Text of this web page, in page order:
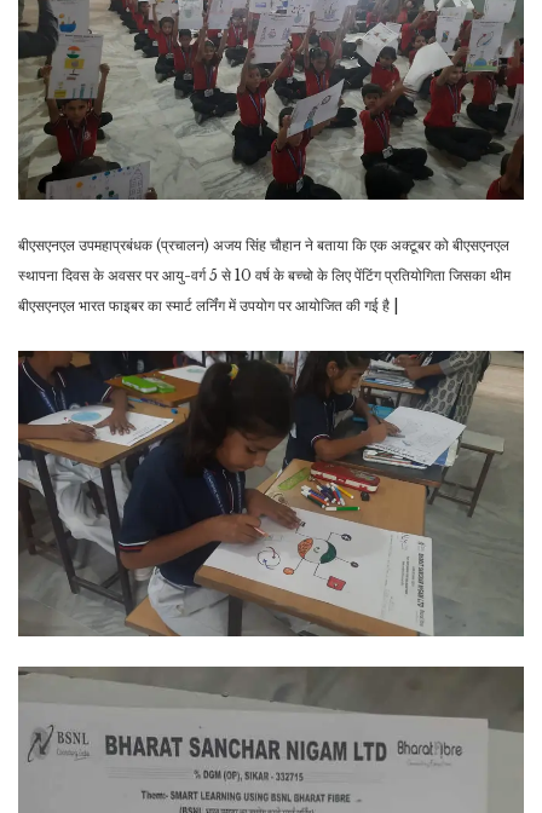
बीएसएनएल उपमहाप्रबंधक (प्रचालन) अजय सिंह चौहान ने बताया कि एक अक्टूबर को बीएसएनएल
स्थापना दिवस के अवसर पर आयु-वर्ग 5 से 10 वर्ष के बच्चो के लिए पेंटिंग प्रतियोगिता जिसका थीम
बीएसएनएल भारत फाइबर का स्मार्ट लर्निंग में उपयोग पर आयोजित की गई है |